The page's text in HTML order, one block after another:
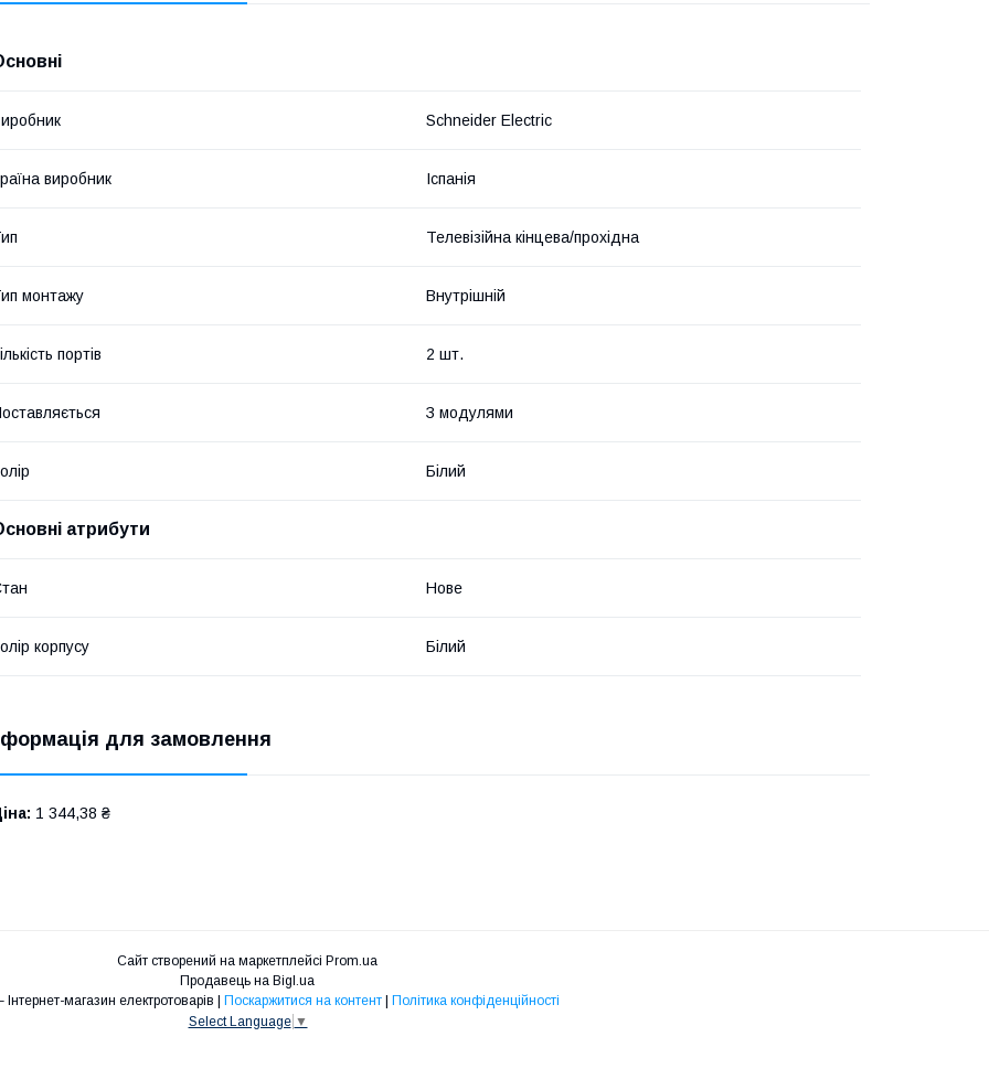
Schneider Electric
виробник Іспанія
Телевізійна кінцева/прохідна
монтажу Внутрішній
портів 2 шт.
З модулями
Білий
атрибути
Нове
корпусу Білий
для замовлення
1 344,38 ₴
Сайт створений на маркетплейсі Prom.ua
Продавець на Bigl.ua
Поскаржитися на контент
Політика конфіденційності
Select Language ▼